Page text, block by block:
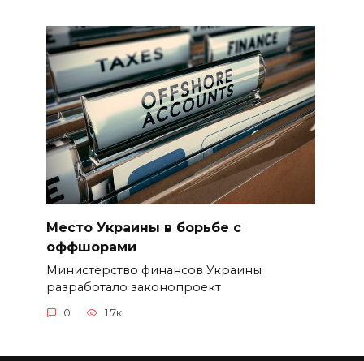
Место Украины в борьбе с
оффшорами
Министерство финансов Украины
разработало законопроект
0 1.7к.